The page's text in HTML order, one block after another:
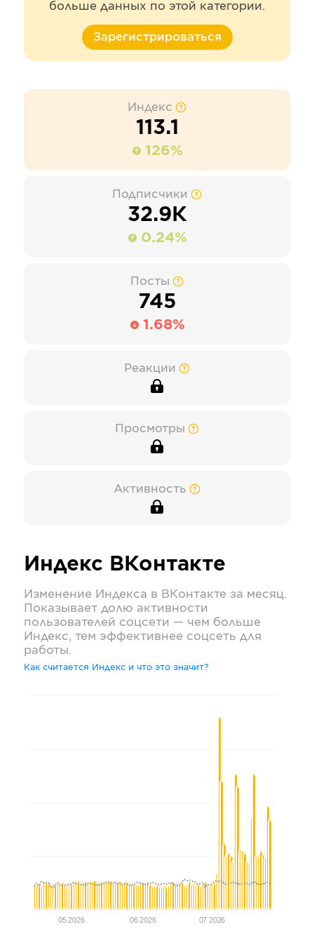
больше данных по этой категории.
Зарегистрироваться
Индекс
113.1
126%
Подписчики
32.9К
0.24%
Посты
745
1.68%
Реакции
Просмотры
Активность
Индекс ВКонтакте
Изменение Индекса в ВКонтакте за месяц.
Показывает долю активности
пользователей соцсети — чем больше
Индекс, тем эффективнее соцсеть для
работы.
Как считается Индекс и что это значит?
05 2026 06 2026 07 2026